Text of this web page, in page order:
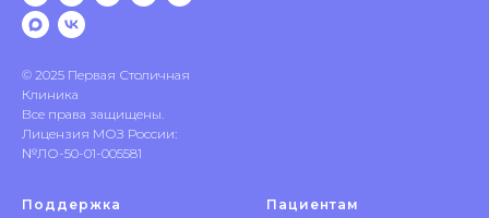
© 2025 Первая Столичная
Клиника
Все права защищены.
Лицензия МОЗ России:
№ЛО-50-01-005581
Поддержка Пациентам